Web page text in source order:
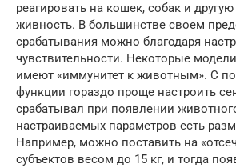
реагировать на кошек, собак и
живность. В большинстве своем
срабатывания можно благодаря
чувствительности. Некоторые
имеют «иммунитет к животным». С
функции гораздо проще настроить
срабатывал при появлении
настраиваемых параметров есть
Например, можно поставить на
субъектов весом до 15 кг, и тогда